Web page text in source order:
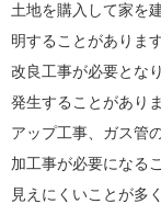
土地を購入して家を
明することがありま
改良工事が必要とな
発生することがあり
アップ工事、ガス管
加工事が必要になる
見えにくいことが多